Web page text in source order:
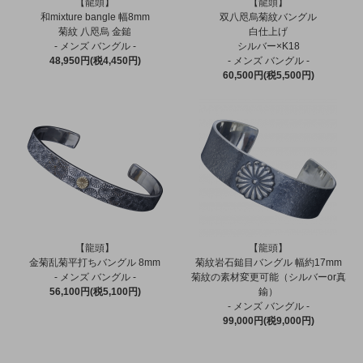
【龍頭】
和mixture bangle 幅8mm
菊紋 八咫烏 金鎚
- メンズ バングル -
48,950円(税4,450円)
【龍頭】
双八咫烏菊紋バングル
白仕上げ
シルバー×K18
- メンズ バングル -
60,500円(税5,500円)
【龍頭】
金菊乱菊平打ちバングル 8mm
- メンズ バングル -
56,100円(税5,100円)
【龍頭】
菊紋岩石鎚目バングル 幅約17mm
菊紋の素材変更可能（シルバーor真
鍮）
- メンズ バングル -
99,000円(税9,000円)